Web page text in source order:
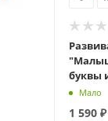
буквы
свет,
Мало
1 590₽